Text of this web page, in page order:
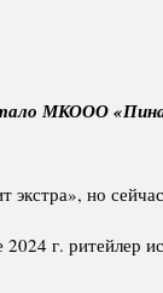
МКООО
экстра», но
г. ритейлер